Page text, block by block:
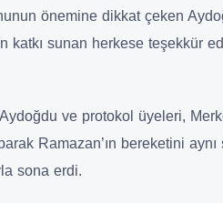
önemine dikkat çeken
katkı sunan herkese teşekkür
ve protokol üyeleri,
Ramazan’ın bereketini
sona erdi.